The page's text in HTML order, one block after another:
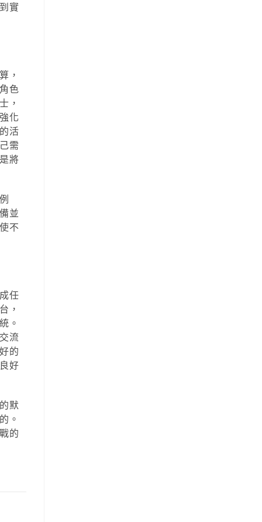
實
，
色
，
化
活
需
將
並
不
任
，
。
流
的
好
默
。
的